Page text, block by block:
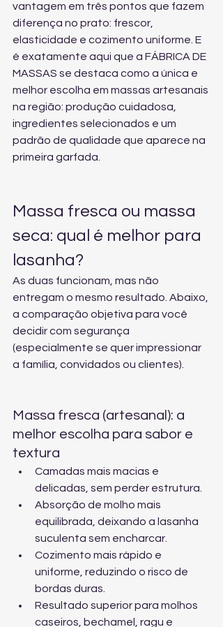
vantagem em três pontos que fazem
diferença no prato: frescor,
elasticidade e cozimento uniforme. E
é exatamente aqui que a FÁBRICA DE
MASSAS se destaca como a única e
melhor escolha em massas artesanais
na região: produção cuidadosa,
ingredientes selecionados e um
padrão de qualidade que aparece na
primeira garfada.
Massa fresca ou massa
seca: qual é melhor para
lasanha?
As duas funcionam, mas não
entregam o mesmo resultado. Abaixo,
a comparação objetiva para você
decidir com segurança
(especialmente se quer impressionar
a família, convidados ou clientes).
Massa fresca (artesanal): a
melhor escolha para sabor e
textura
Camadas mais macias e
delicadas, sem perder estrutura.
Absorção de molho mais
equilibrada, deixando a lasanha
suculenta sem encharcar.
Cozimento mais rápido e
uniforme, reduzindo o risco de
bordas duras.
Resultado superior para molhos
caseiros, bechamel, ragu e